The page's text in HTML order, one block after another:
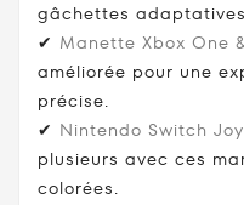
gâchettes
✔ Manette Xbox One
améliorée pour une
précise.
✔ Nintendo Switch
plusieurs avec ces
colorées.